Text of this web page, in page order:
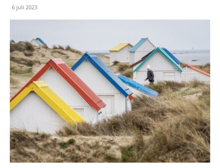
6 juli 2023